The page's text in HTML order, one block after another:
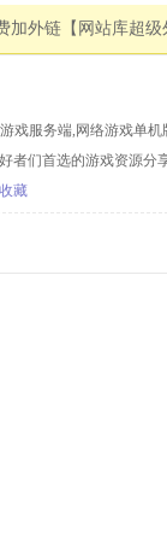
加外链 【网站库超
戏服务端,网络游戏单
者们首选的游戏资源分
收藏